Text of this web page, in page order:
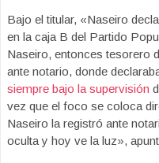
Bajo el titular, «Naseiro
en la caja B del Partido
Naseiro, entonces tesorero
ante notario, donde
siempre bajo la supervisión
vez que el foco se coloca
Naseiro la registró ante
oculta y hoy ve la luz»,